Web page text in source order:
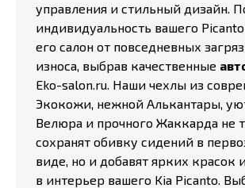
управления и стильный дизайн.
индивидуальность вашего
его салон от повседневных
износа, выбрав качественные
Eko-salon.ru. Наши чехлы из
Экокожи, нежной Алькантары,
Велюра и прочного Жаккарда не
сохранят обивку сидений в
виде, но и добавят ярких красок
в интерьер вашего Kia Picanto.